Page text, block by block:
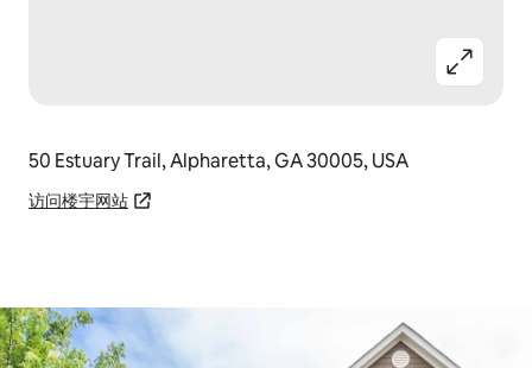
50 Estuary Trail, Alpharetta, GA 30005, USA
访问楼宇网站